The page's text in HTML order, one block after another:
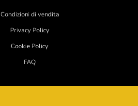
Condizioni di vendita
Privacy Policy
Cookie Policy
FAQ